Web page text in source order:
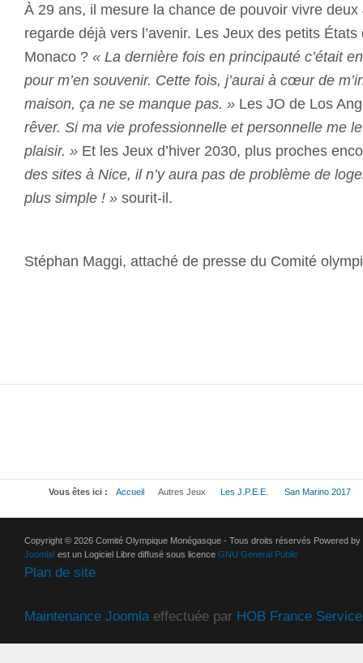
À 29 ans, il mesure la chance de pouvoir vivre
regarde déjà vers l’avenir. Les Jeux des petits États
Monaco ? « La dernière fois en principauté c’était
pour m’en souvenir. Cette fois, j’aurai à cœur de
maison, ça ne se manque pas. » Les JO de Los
rêver. Si ma vie professionnelle et personnelle me
plaisir. » Et les Jeux d’hiver 2030, plus proches
des sites à Nice, il n’y aura pas de problème de
plus simple ! » sourit-il.
Stéphan Maggi, attaché de presse du Comité
Vous êtes ici : Accueil Autres Jeux Les J.P.E.E. San Marino 2017
Copyright © 2026 Comité Olympique Monégasque - Tous droits réservés Powered by
Joomla! est un Logiciel Libre diffusé sous licence GNU General Public
Plan de site
Maintenance Joomlaeffectuée par HOB France